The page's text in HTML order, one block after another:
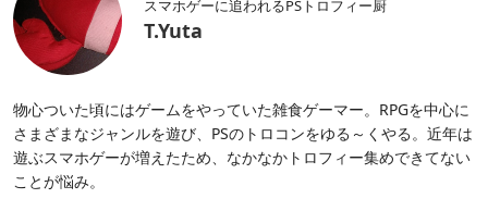
スマホゲーに追われるPSトロフィー厨
T.Yuta
物心ついた頃にはゲームをやっていた雑食ゲーマー。RPGを中心に
さまざまなジャンルを遊び、PSのトロコンをゆる～くやる。近年は
遊ぶスマホゲーが増えたため、なかなかトロフィー集めできてない
ことが悩み。